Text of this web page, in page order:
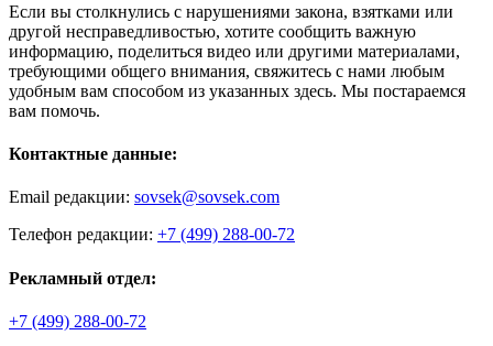
Если вы столкнулись с нарушениями закона, взятками или
другой несправедливостью, хотите сообщить важную
информацию, поделиться видео или другими материалами,
требующими общего внимания, свяжитесь с нами любым
удобным вам способом из указанных здесь. Мы постараемся
вам помочь.
Контактные данные:
Email редакции: sovsek@sovsek.com
Телефон редакции: +7 (499) 288-00-72
Рекламный отдел:
+7 (499) 288-00-72